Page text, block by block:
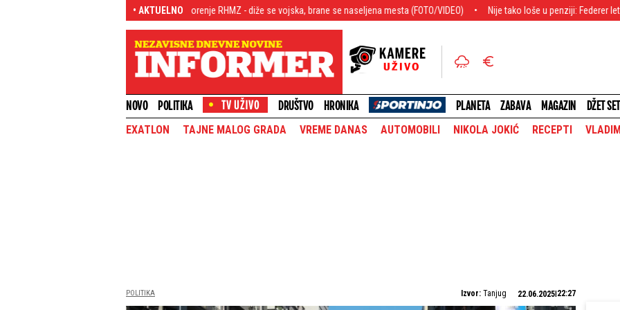
• AKTUELNO
nad Srbijom! Stiglo novo upozorenje RHMZ - diže se vojska, brane se naseljena mesta (FOTO/VIDEO) Nije tako loše u penziji: Federer letuje u
NOVO POLITIKA DRUŠTVO HRONIKA PLANETA ZABAVA MAGAZIN DŽET SET
EXATLON TAJNE MALOG GRADA VREME DANAS AUTOMOBILI NIKOLA JOKIĆ RECEPTI
POLITIKA Izvor: Tanjug 22.06.2025 22:27